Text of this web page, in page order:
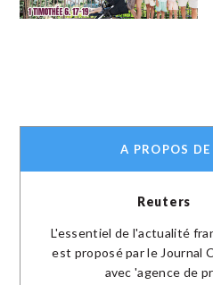
A PROPOS
Reuters
L'essentiel de l'actualité
est proposé par le Journal
avec 'agence de